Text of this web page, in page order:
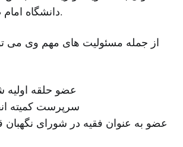
دانشگاه امام صادق اشاره کرد.
از جمله مسئولیت های مهم وی می
• عضو حلقه
• سرپرست کمیته